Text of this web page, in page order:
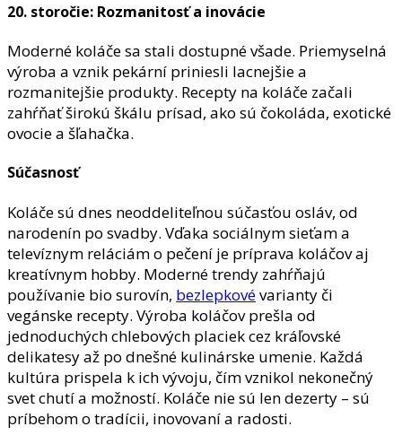
20. storočie: Rozmanitosť a inovácie
Moderné koláče sa stali dostupné všade. Priemyselná
výroba a vznik pekární priniesli lacnejšie a
rozmanitejšie produkty. Recepty na koláče začali
zahŕňať širokú škálu prísad, ako sú čokoláda, exotické
ovocie a šľahačka.
Súčasnosť
Koláče sú dnes neoddeliteľnou súčasťou osláv, od
narodenín po svadby. Vďaka sociálnym sieťam a
televíznym reláciám o pečení je príprava koláčov aj
kreatívnym hobby. Moderné trendy zahŕňajú
používanie bio surovín, bezlepkovévarianty či
vegánske recepty. Výroba koláčov prešla od
jednoduchých chlebových placiek cez kráľovské
delikatesy až po dnešné kulinárske umenie. Každá
kultúra prispela k ich vývoju, čím vznikol nekonečný
svet chutí a možností. Koláče nie sú len dezerty – sú
príbehom o tradícii, inovovaní a radosti.